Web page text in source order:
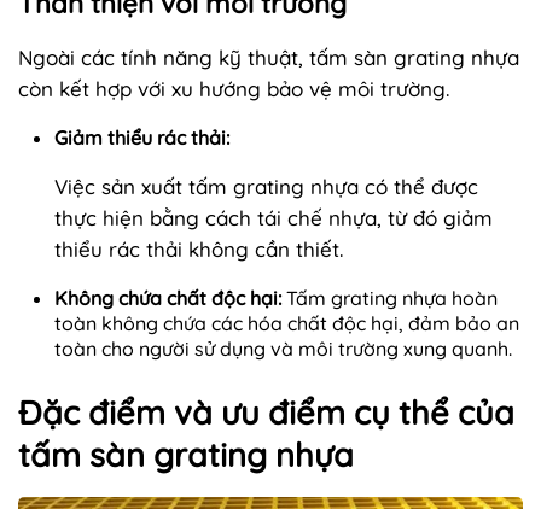
Ngoài các tính năng kỹ thuật, tấm sàn grating nhựa
còn kết hợp với xu hướng bảo vệ môi trường.
Giảm thiểu rác thải:
Việc sản xuất tấm grating nhựa có thể được
thực hiện bằng cách tái chế nhựa, từ đó giảm
thiểu rác thải không cần thiết.
Không chứa chất độc hại:Tấm grating nhựa hoàn
toàn không chứa các hóa chất độc hại, đảm bảo an
toàn cho người sử dụng và môi trường xung quanh.
Đặc điểm và ưu điểm cụ thể của
tấm sàn grating nhựa